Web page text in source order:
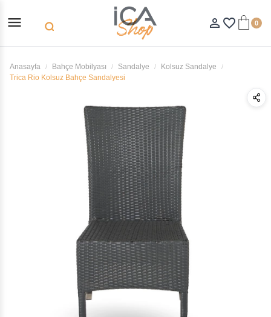
menu search person_outline favorite_border 0
Anasayfa Bahçe Mobilyası Sandalye
Kolsuz Sandalye
Trica Rio Kolsuz Bahçe Sandalyesi